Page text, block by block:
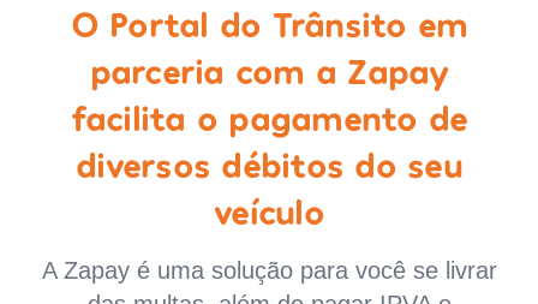
O Portal do Trânsito em
parceria com a Zapay
facilita o pagamento de
diversos débitos do seu
veículo
A Zapay é uma solução para você se livrar